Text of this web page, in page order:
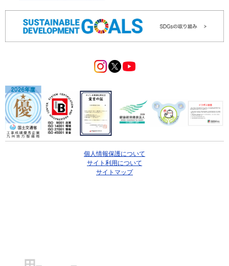
個人情報保護について
サイト利用について
サイトマップ